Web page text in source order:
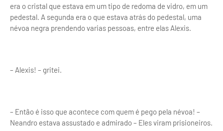
era o cristal que estava em um tipo de redoma de vidro, em um
pedestal. A segunda era o que estava atrás do pedestal, uma
névoa negra prendendo varias pessoas, entre elas Alexis.
– Alexis! – gritei.
– Então é isso que acontece com quem é pego pela névoa! –
Neandro estava assustado e admirado – Eles viram prisioneiros.